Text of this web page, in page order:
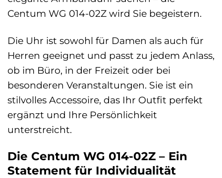
Centum WG 014-02Z wird Sie begeistern.
Die Uhr ist sowohl für Damen als auch für
Herren geeignet und passt zu jedem Anlass,
ob im Büro, in der Freizeit oder bei
besonderen Veranstaltungen. Sie ist ein
stilvolles Accessoire, das Ihr Outfit perfekt
ergänzt und Ihre Persönlichkeit
unterstreicht.
Die Centum WG 014-02Z – Ein
Statement für Individualität